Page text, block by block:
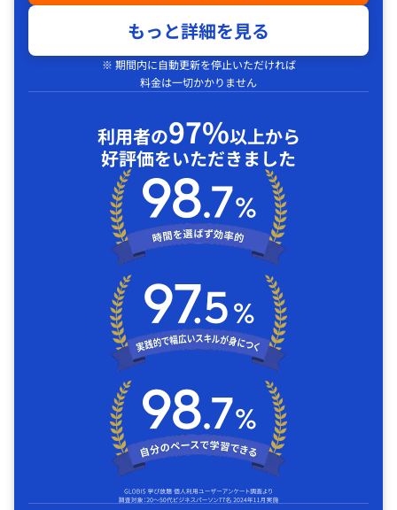
もっと詳細を見る
※ 期間内に自動更新を停止いただければ
料金は一切かかりません
利用者の97%以上から
好評価をいただきました